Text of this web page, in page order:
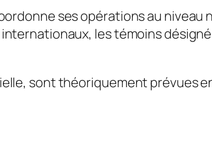
ses opérations au
les témoins
sont théoriquement prévues